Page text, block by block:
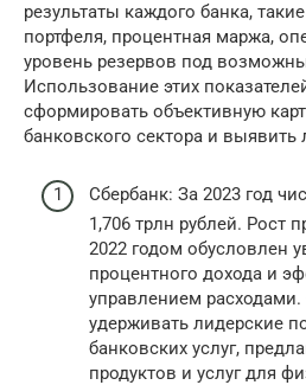
результаты каждого банка,
портфеля, процентная маржа,
уровень резервов под
Использование этих
сформировать объективную
банковского сектора и
Сбербанк: За 2023 год
1,706 трлн рублей. Рост
2022 годом обусловлен
процентного дохода и
управлением
удерживать лидерские
банковских услуг,
продуктов и услуг для